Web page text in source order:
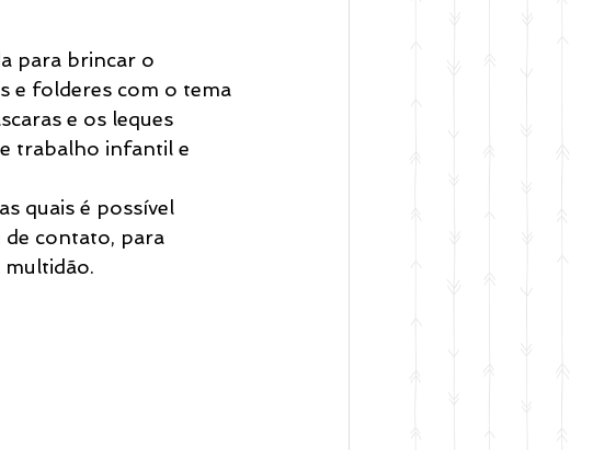
para brincar o
e folderes com o tema
e os leques
trabalho infantil e
quais é possível
de contato, para
multidão.